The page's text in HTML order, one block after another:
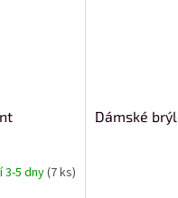
3-5 dny(7 ks)
Dámské